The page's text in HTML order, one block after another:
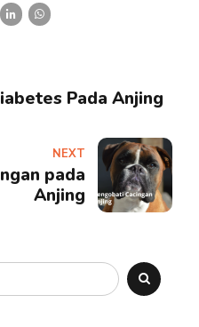
Pada Anjing
NEXT
pada
Anjing